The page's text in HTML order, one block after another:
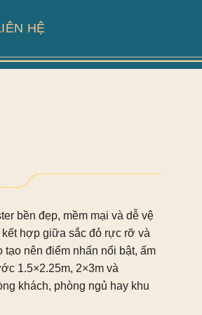
HỆ
bền đẹp, mềm mại và dễ vệ
hợp giữa sắc đỏ rực rỡ và
nên điểm nhấn nổi bật, ấm
1.5×2.25m, 2×3m và
khách, phòng ngủ hay khu